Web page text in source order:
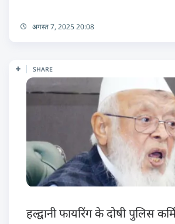
अगस्त 7, 2025 20:08
SHARE
हल्द्वानी फायरिंग के दोषी पुलिस